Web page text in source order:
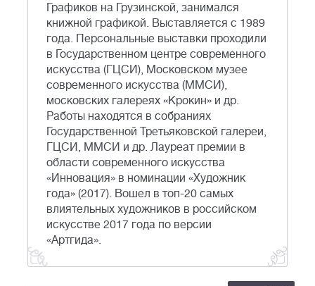
Графиков на Грузинской, занимался
книжной графикой. Выставляется с 1989
года. Персональные выставки проходили
в Государственном центре современного
искусства (ГЦСИ), Московском музее
современного искусства (ММСИ),
московских галереях «Крокин» и др.
Работы находятся в собраниях
Государственной Третьяковской галереи,
ГЦСИ, ММСИ и др. Лауреат премии в
области современного искусства
«Инновация» в номинации «Художник
года» (2017). Вошел в топ-20 самых
влиятельных художников в российском
искусстве 2017 года по версии
«Артгида».